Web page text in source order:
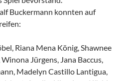
Buckermann konnten auf
Riana Mena König, Shawnee
Jürgens, Jana Baccus,
Madelyn Castillo Lantigua,